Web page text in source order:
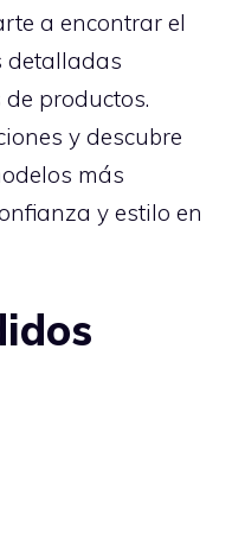
a encontrar el
detalladas
productos.
y descubre
más
y estilo en